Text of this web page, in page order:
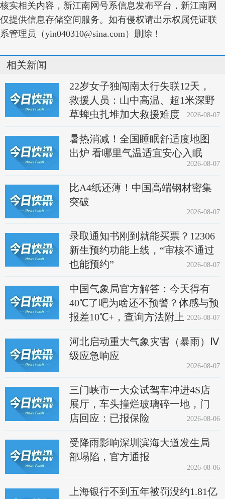
核实相关内容，新江南网号系信息发布平台，新江南网
仅提供信息存储空间服务。如有侵权请出示权属凭证联
系管理员（yin040310@sina.com）删除！
相关新闻
22岁女子独闯南太行失联12天，
救援人员：山中高温、超1米深野
草蜱虫扎堆加大救援难度
2026-08-07
暑热消减！全国睡眠舒适度地图
出炉 看哪里气温适宜安心入眠
2026-08-07
比A4纸还薄！中国高端钢材密集
突破
2026-08-07
录取通知书刚到就能买票？12306
新生预约功能上线，“审核不通过
也能预约”
2026-08-07
中国气象局官方解答：今天得有
40℃了吧为啥还不预警？体感与预
报差10℃+，查询方法附上 2026-08-07
河北启动重大气象灾害（暴雨）Ⅳ
级应急响应
2026-08-07
三门峡市一大众试驾车冲进4S店
展厅，车头撞烂玻璃碎一地，门
店回应：已报保险
2026-08-06
受降雨影响深圳滨海大道发生局
部塌陷，官方通报
2026-08-06
上海银行不到五年被罚没约1.81亿